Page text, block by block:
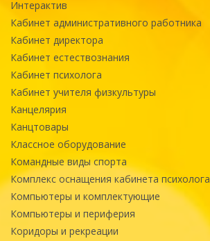
Интерактив
Кабинет административного работника
Кабинет директора
Кабинет естествознания
Кабинет психолога
Кабинет учителя физкультуры
Канцелярия
Канцтовары
Классное оборудование
Командные виды спорта
Комплекс оснащения кабинета психолога
Компьютеры и комплектующие
Компьютеры и периферия
Коридоры и рекреации